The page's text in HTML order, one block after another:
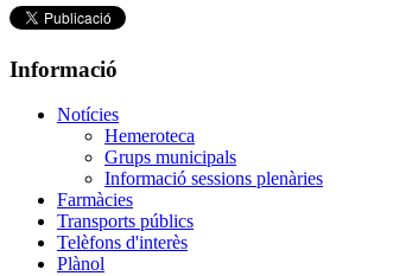
Informació
Notícies
Hemeroteca
Grups municipals
Informació sessions plenàries
Farmàcies
Transports públics
Telèfons d'interès
Plànol